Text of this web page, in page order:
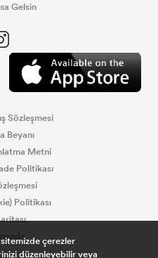
Gelsin
Sözleşmesi
Beyanı
Metni
Politikası
Politikası
çerezler
düzenleyebilir veya